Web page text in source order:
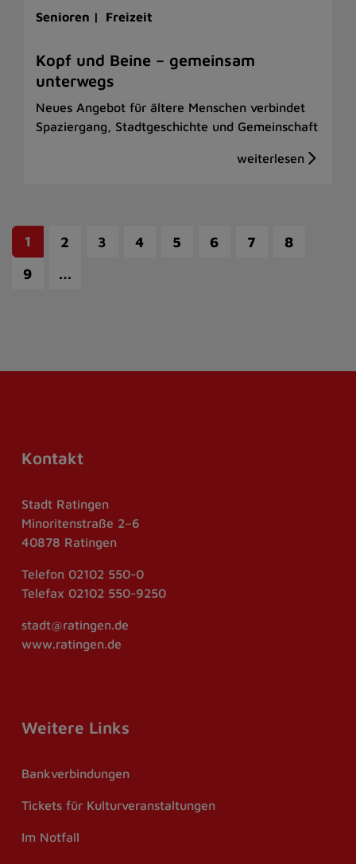
Senioren | Freizeit
Kopf und Beine – gemeinsam
unterwegs
Neues Angebot für ältere Menschen verbindet
Spaziergang, Stadtgeschichte und Gemeinschaft
1 2 3 4 5 6 7
8
9
…
Kontakt
Stadt Ratingen
Minoritenstraße 2–6
40878 Ratingen
Telefon 02102 550-0
Telefax 02102 550-9250
stadt@ratingen.de
www.ratingen.de
Weitere Links
Bankverbindungen
Tickets für Kulturveranstaltungen
Im Notfall